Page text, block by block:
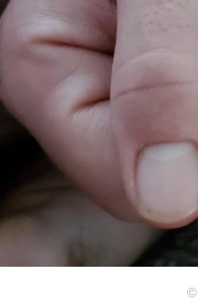
©